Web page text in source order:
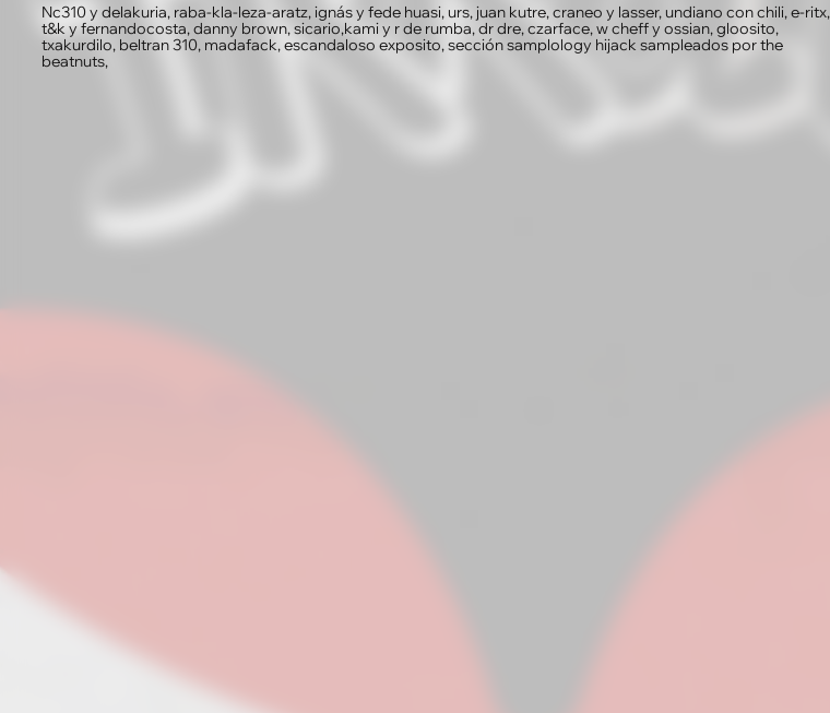
Nc310 y delakuria, raba-kla-leza-aratz, ignás y fede huasi, urs, juan kutre, craneo y lasser, undiano con chili, e-ritx,
t&k y fernandocosta, danny brown, sicario,kami y r de rumba, dr dre, czarface, w cheff y ossian, gloosito,
txakurdilo, beltran 310, madafack, escandaloso exposito, sección samplology hijack sampleados por the
beatnuts,